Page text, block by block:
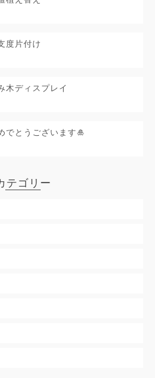
度片付け
木ディスプレイ
でとうございます🎍
テゴリー